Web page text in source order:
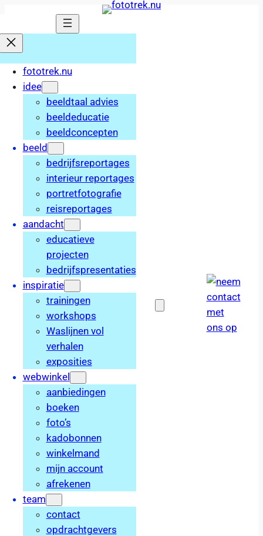
de
fototrek.nu
idee
beeldtaal advies
beeldeducatie
beeldconcepten
beeld
bedrijfsreportages
interieur reportages
portretfotografie
reisreportages
aandacht
educatieve
projecten
bedrijfspresentaties
inspiratie
trainingen
workshops
Waslijnen vol
verhalen
exposities
webwinkel
aanbiedingen
boeken
foto’s
kadobonnen
winkelmand
mijn account
afrekenen
team
contact
opdrachtgevers